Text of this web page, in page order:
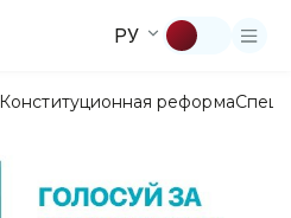
РУ
Конституционная реформа